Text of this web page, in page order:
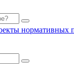
нормативных